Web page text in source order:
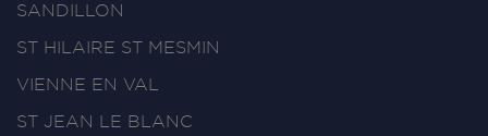
SANDILLON
ST HILAIRE ST MESMIN
VIENNE EN VAL
ST JEAN LE BLANC